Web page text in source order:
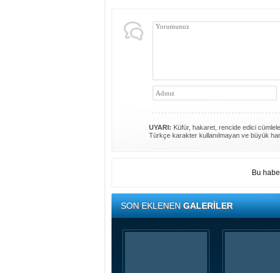
UYARI: Küfür, hakaret, rencide edici
Türkçe karakter kullanılmayan ve büyük
Bu
SON EKLENENGALERİLER